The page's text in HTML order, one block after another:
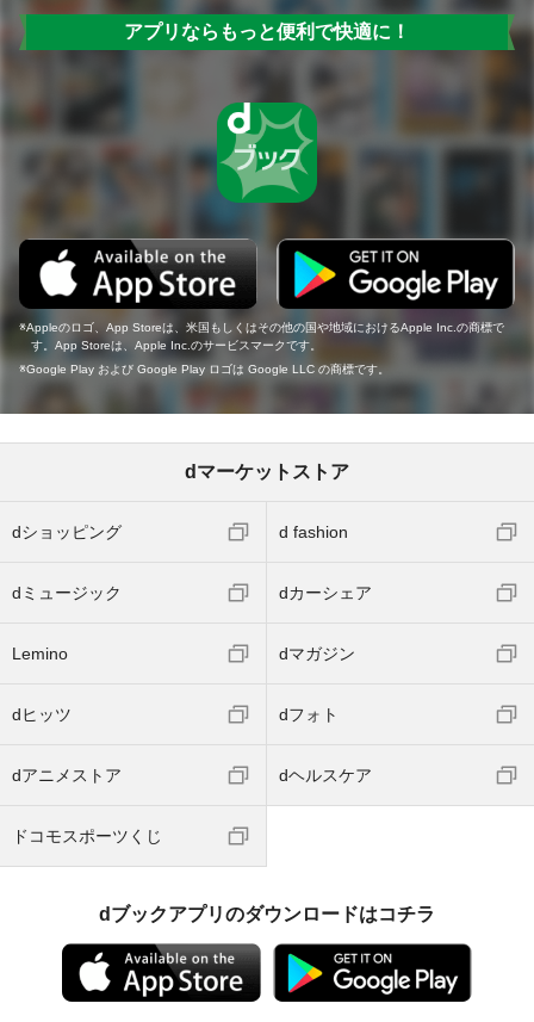
アプリならもっと便利で快適に！
Appleのロゴ、App Storeは、米国もしくはその他の国や地域におけるApple Inc.の商標で
す。App Storeは、Apple Inc.のサービスマークです。
Google Play および Google Play ロゴは Google LLC の商標です。
dマーケットストア
dショッピング d fashion
dミュージック dカーシェア
Lemino dマガジン
dヒッツ dフォト
dアニメストア dヘルスケア
ドコモスポーツくじ
dブックアプリのダウンロードはコチラ